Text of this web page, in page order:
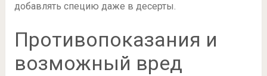
добавлять специю даже в десерты.
Противопоказания и
возможный вред